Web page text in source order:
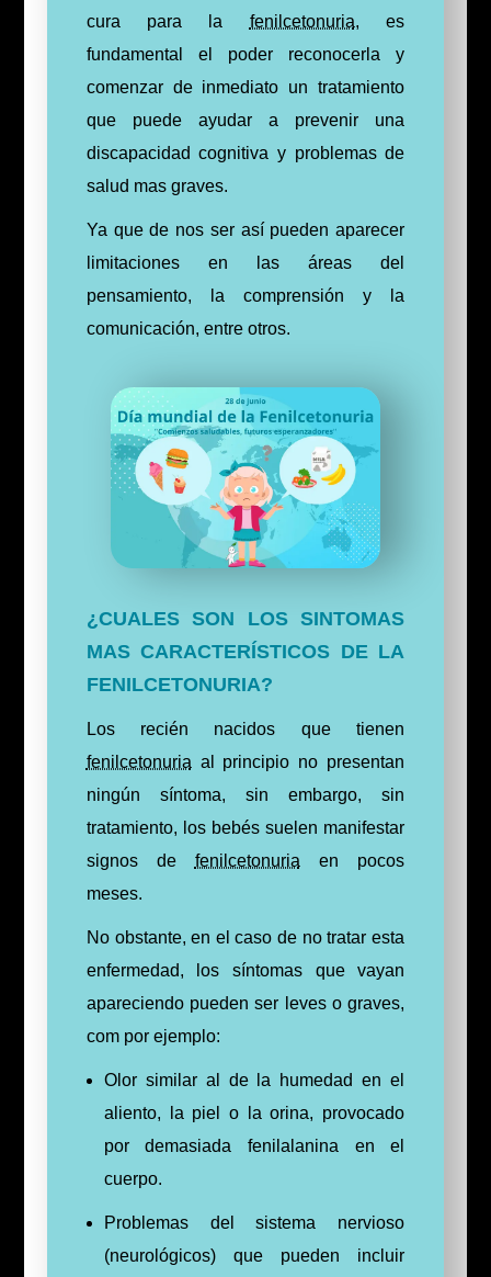
cura para la fenilcetonuria, es
fundamental el poder reconocerla y
comenzar de inmediato un tratamiento
que puede ayudar a prevenir una
discapacidad cognitiva y problemas de
salud mas graves.
Ya que de nos ser así pueden aparecer
limitaciones en las áreas del
pensamiento, la comprensión y la
comunicación, entre otros.
¿CUALES SON LOS SINTOMAS
MAS CARACTERÍSTICOS DE LA
FENILCETONURIA?
Los recién nacidos que tienen
fenilcetonuria al principio no presentan
ningún síntoma, sin embargo, sin
tratamiento, los bebés suelen manifestar
signos de fenilcetonuria en pocos
meses.
No obstante, en el caso de no tratar esta
enfermedad, los síntomas que vayan
apareciendo pueden ser leves o graves,
com por ejemplo:
Olor similar al de la humedad en el
aliento, la piel o la orina, provocado
por demasiada fenilalanina en el
cuerpo.
Problemas del sistema nervioso
(neurológicos) que pueden incluir